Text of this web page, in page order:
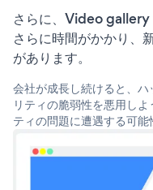
さらに、Video gallery
さらに時間がかかり、
があります。
会社が成長し続けると、
リティの脆弱性を悪用し
ティの問題に遭遇する可能